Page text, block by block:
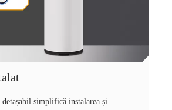
detașabil simplifică instalarea și